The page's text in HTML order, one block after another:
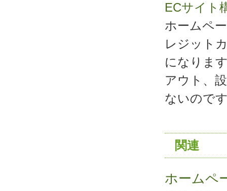
ECサイト
ホームペ
レジット
になりま
アウト、
ないので
関連
ホームペ